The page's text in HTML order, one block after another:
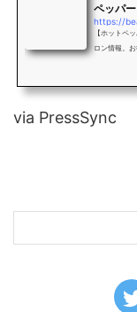
ペッパ
https://
【ホットペ
ロン情報。
via PressSync